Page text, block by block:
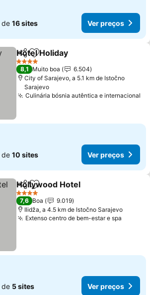
de 16 sites Ver preços
PartilharAdicionar aos favoritos
Hotel Holiday
4 Estrelas
8,1 Muito boa
6.504
City of Sarajevo, a 5.1 km de Istočno
Sarajevo
Culinária bósnia autêntica e internacional
de 10 sites Ver preços
PartilharAdicionar aos favoritos
Hollywood Hotel
4 Estrelas
7,6 Boa
9.019
Ilidža, a 4.5 km de Istočno Sarajevo
Extenso centro de bem-estar e spa
de 5 sites Ver preços